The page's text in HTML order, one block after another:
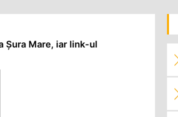
Șura Mare, iar link-ul